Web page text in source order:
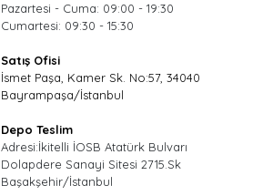
Pazartesi - Cuma: 09:00 - 19:30
Cumartesi: 09:30 - 15:30
Satış Ofisi
İsmet Paşa, Kamer Sk. No:57, 34040
Bayrampaşa/İstanbul
Depo Teslim
Adresi:İkitelli İOSB Atatürk Bulvarı
Dolapdere Sanayi Sitesi 2715.Sk
Başakşehir/İstanbul